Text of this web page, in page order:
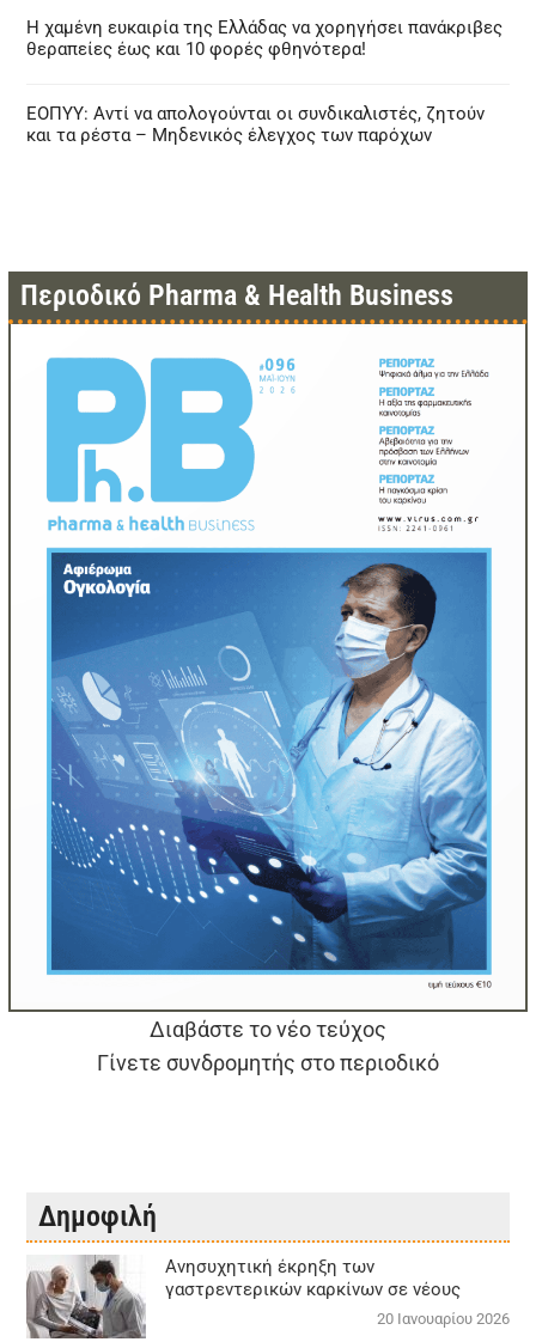
Η χαμένη ευκαιρία της Ελλάδας να χορηγήσει πανάκριβες
θεραπείες έως και 10 φορές φθηνότερα!
ΕΟΠΥΥ: Αντί να απολογούνται οι συνδικαλιστές, ζητούν
και τα ρέστα – Μηδενικός έλεγχος των παρόχων
Περιοδικό Pharma & Health Business
Διαβάστε το νέο τεύχος
Γίνετε συνδρομητής στο περιοδικό
Δημοφιλή
Aνησυχητική έκρηξη των
γαστρεντερικών καρκίνων σε νέους
20 Ιανουαρίου 2026